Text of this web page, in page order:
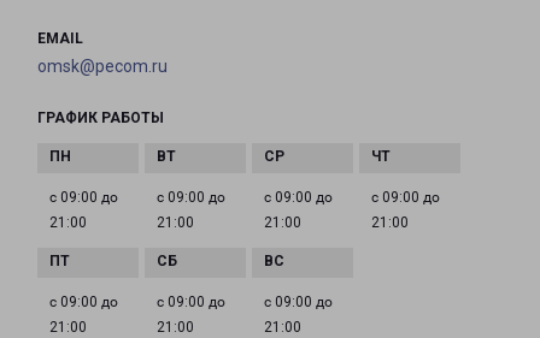
EMAIL
omsk@pecom.ru
ГРАФИК РАБОТЫ
с 09:00 до
21:00
с 09:00 до
21:00
с 09:00 до
21:00
с 09:00 до
21:00
с 09:00 до
21:00
с 09:00 до
21:00
с 09:00 до
21:00